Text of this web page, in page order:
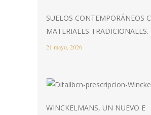
SUELOS CONTEMPORÁNEOS
MATERIALES TRADICIONALES.
21 mayo, 2026
WINCKELMANS, UN NUEVO E